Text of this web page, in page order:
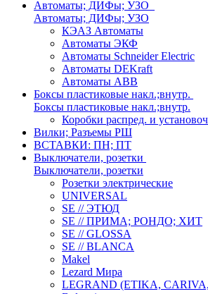
Автоматы; ДИФы; УЗО
Автоматы; ДИФы; УЗО
КЭАЗ Автоматы
Автоматы ЭКФ
Автоматы Schneider Electric
Автоматы DEKraft
Автоматы ABB
Боксы пластиковые накл.;внутр.
Боксы пластиковые накл.;внутр.
Коробки распред. и
Вилки; Разъемы РШ
ВСТАВКИ: ПН; ПТ
Выключатели, розетки
Выключатели, розетки
Розетки электрические
UNIVERSAL
SE // ЭТЮД
SE // ПРИМА; РОНДО; ХИТ
SE // GLOSSA
SE // BLANCA
Makel
Lezard Мира
LEGRAND (ETIKA,